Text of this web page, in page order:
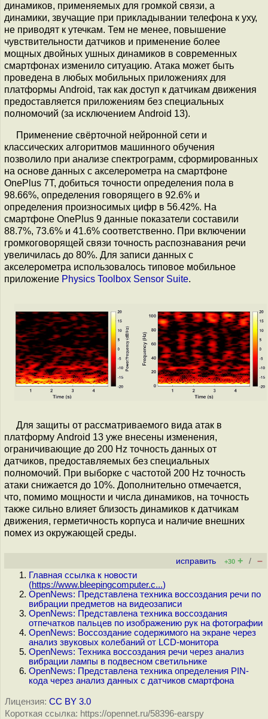
динамиков, применяемых для громкой связи, а
динамики, звучащие при прикладывании телефона к уху,
не приводят к утечкам. Тем не менее, повышение
чувствительности датчиков и применение более
мощных двойных ушных динамиков в современных
смартфонах изменило ситуацию. Атака может быть
проведена в любых мобильных приложениях для
платформы Android, так как доступ к датчикам движения
предоставляется приложениям без специальных
полномочий (за исключением Android 13).
Применение свёрточной нейронной сети и
классических алгоритмов машинного обучения
позволило при анализе спектрограмм, сформированных
на основе данных с акселерометра на смартфоне
OnePlus 7T, добиться точности определения пола в
98.66%, определения говорящего в 92.6% и
определения произносимых цифр в 56.42%. На
смартфоне OnePlus 9 данные показатели составили
88.7%, 73.6% и 41.6% соответственно. При включении
громкоговорящей связи точность распознавания речи
увеличилась до 80%. Для записи данных с
акселерометра использовалось типовое мобильное
приложение Physics Toolbox Sensor Suite.
Для защиты от рассматриваемого вида атак в
платформу Android 13 уже внесены изменения,
ограничивающие до 200 Hz точность данных от
датчиков, предоставляемых без специальных
полномочий. При выборке с частотой 200 Hz точность
атаки снижается до 10%. Дополнительно отмечается,
что, помимо мощности и числа динамиков, на точность
также сильно влияет близость динамиков к датчикам
движения, герметичность корпуса и наличие внешних
помех из окружающей среды.
исправить +30 + / –
Главная ссылка к новости
(https://www.bleepingcomputer.c...)
OpenNews: Представлена техника воссоздания речи по
вибрации предметов на видеозаписи
OpenNews: Представлена техника воссоздания
отпечатков пальцев по изображению рук на фотографии
OpenNews: Воссоздание содержимого на экране через
анализ звуковых колебаний от LCD-монитора
OpenNews: Техника воссоздания речи через анализ
вибрации лампы в подвесном светильнике
OpenNews: Представлена техника определения PIN-
кода через анализ данных с датчиков смартфона
Лицензия: CC BY 3.0
Короткая ссылка: https://opennet.ru/58396-earspy